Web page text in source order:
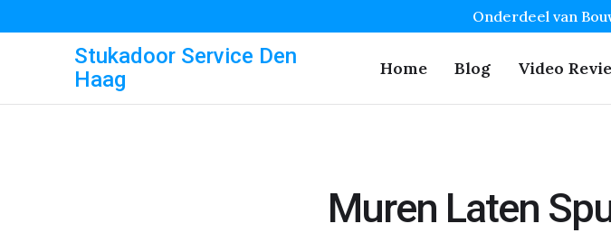
Onderdeel van
Stukadoor Service Den
Haag
Home Blog Video
Muren Laten